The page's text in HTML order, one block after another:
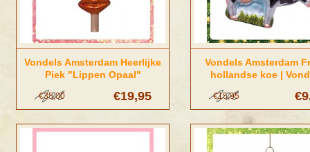
Vondels Amsterdam Heerlijke
Piek "Lippen Opaal"
€19,95
€35,00
Vondels Amsterdam
hollandse koe |
€15,95